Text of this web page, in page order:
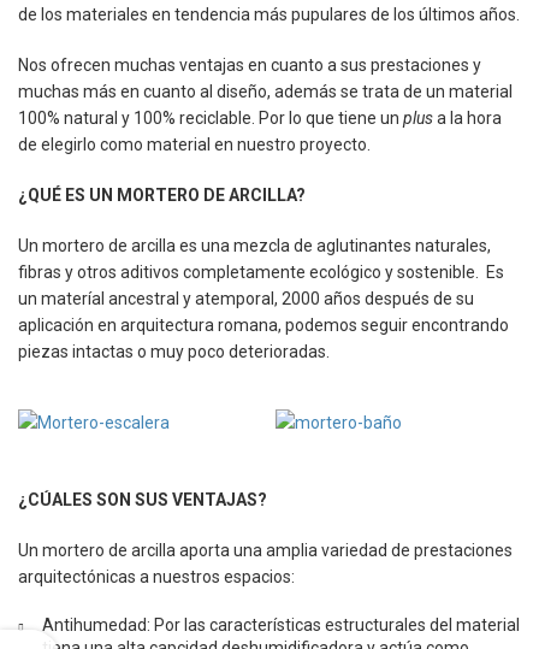
de los materiales en tendencia más pupulares de los últimos años.
Nos ofrecen muchas ventajas en cuanto a sus prestaciones y
muchas más en cuanto al diseño, además se trata de un material
100% natural y 100% reciclable. Por lo que tiene un plusa la hora
de elegirlo como material en nuestro proyecto.
¿QUÉ ES UN MORTERO DE ARCILLA?
Un mortero de arcilla es una mezcla de aglutinantes naturales,
fibras y otros aditivos completamente ecológico y sostenible. Es
un materíal ancestral y atemporal, 2000 años después de su
aplicación en arquitectura romana, podemos seguir encontrando
piezas intactas o muy poco deterioradas.
¿CÚALES SON SUS VENTAJAS?
Un mortero de arcilla aporta una amplia variedad de prestaciones
arquitectónicas a nuestros espacios:
Antihumedad: Por las características estructurales del material